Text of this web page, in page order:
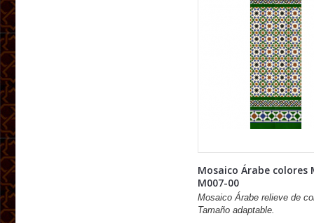
Mosaico Árabe colores
M007-00
Mosaico Árabe relieve de
Tamaño adaptable.